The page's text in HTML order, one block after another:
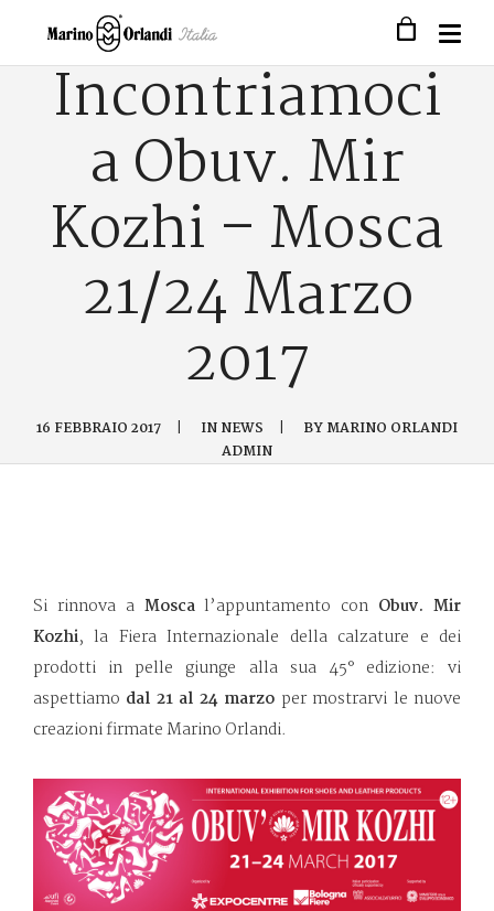
Incontriamoci
a Obuv. Mir
Kozhi – Mosca
21/24 Marzo
2017
16 FEBBRAIO 2017 | INNEWS | BYMARINO ORLANDI
ADMIN
Si rinnova a Moscal’appuntamento con Obuv. Mir
Kozhi, la Fiera Internazionale della calzature e dei
prodotti in pelle giunge alla sua 45° edizione: vi
aspettiamo dal 21 al 24 marzo per mostrarvi le nuove
creazioni firmate Marino Orlandi.